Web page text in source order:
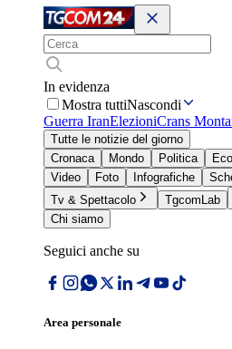
In evidenza
Mostra tuttiNascondi
Guerra IranElezioniCrans
Tutte le notizie del giorno
Cronaca
Mondo Politica
Video
Foto Infografiche
Tv & Spettacolo
TgcomLab
Chi siamo
Seguici anche su
Area personale